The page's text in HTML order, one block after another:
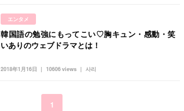
エンタメ
2018年1月16日 사리
10606 views
韓国語の勉強にもってこい♡胸キュン・感動・笑
いありのウェブドラマとは！
1